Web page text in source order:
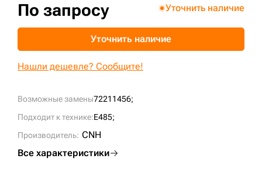
Возможные замены72211456;
Подходит к технике:E485;
Производитель: CNH
Все характеристики
По запросу Уточнить наличие
Уточнить наличие
Нашли дешевле? Сообщите!
sksale@skdst.ru
+7 (499) 394-50-93